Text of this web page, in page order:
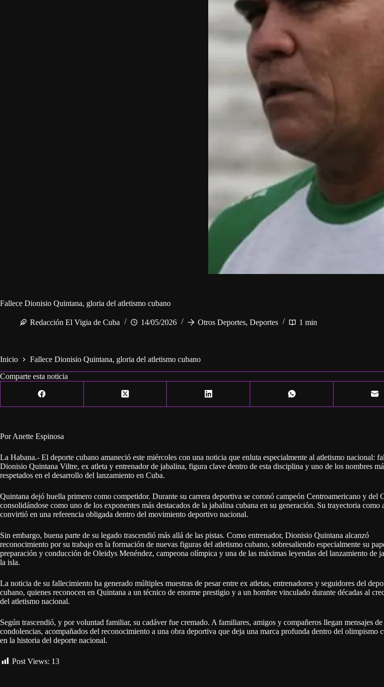
Fallece Dionisio Quintana, gloria del atletismo cubano
Redacción El Vigia de Cuba 14/05/2026 Otros Deportes, Deportes 1 min
Inicio
Fallece Dionisio Quintana, gloria del atletismo cubano
Comparte esta noticia
Por Anette Espinosa
La Habana.- El deporte cubano amaneció este miércoles con una noticia que enluta especialmente al atletismo nacional:
Dionisio Quintana Viltre, ex atleta y entrenador de jabalina, figura clave dentro de esta disciplina y uno de los nombres
respetados en el desarrollo del lanzamiento en Cuba.
Quintana dejó huella primero como competidor. Durante su carrera deportiva se coronó campeón Centroamericano y del
consolidándose como uno de los exponentes más destacados de la jabalina cubana en su generación. Su trayectoria como
convirtió en una referencia obligada dentro del movimiento deportivo nacional.
Sin embargo, buena parte de su legado trascendió más allá de las pistas. Como entrenador, Dionisio Quintana alcanzó
reconocimiento por su trabajo en la formación de nuevas figuras del atletismo cubano, sobresaliendo especialmente su
preparación y conducción de Oleidys Menéndez, campeona olímpica y una de las máximas leyendas del lanzamiento de
la isla.
La noticia de su fallecimiento ha generado múltiples muestras de pesar entre ex atletas, entrenadores y seguidores del
cubano, quienes reconocen en Quintana a un técnico de enorme prestigio y a un hombre vinculado durante décadas al
del atletismo nacional.
Según trascendió, y por voluntad familiar, su cadáver fue cremado. A familiares, amigos y compañeros llegan mensajes de
condolencias, acompañados del reconocimiento a una obra deportiva que deja una marca profunda dentro del olimpismo
en la historia del deporte nacional.
Post Views: 13